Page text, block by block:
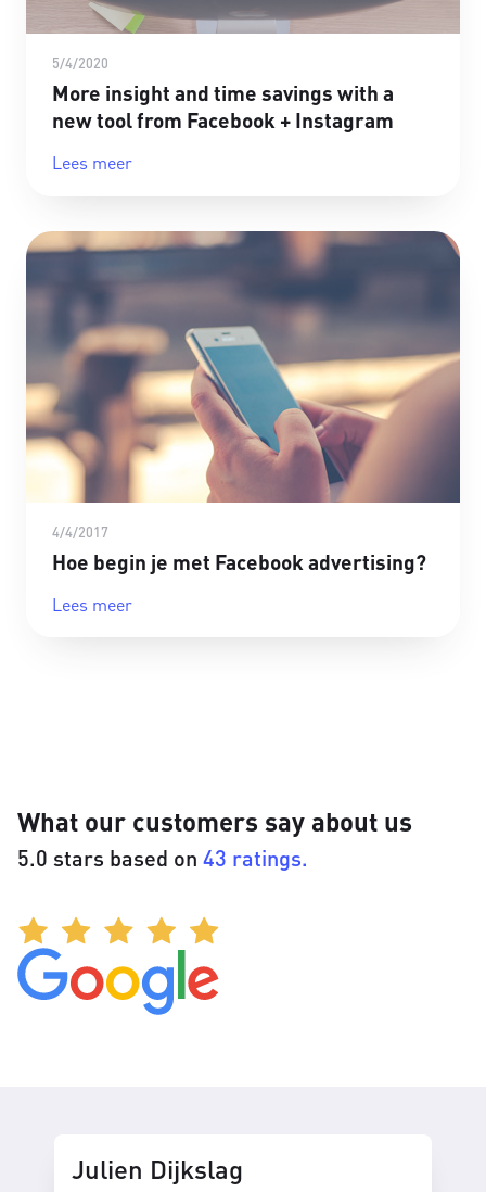
5/4/2020
More insight and time savings with a
new tool from Facebook + Instagram
Lees meer
4/4/2017
Hoe begin je met Facebook advertising?
Lees meer
What our customers say about us
5.0 stars based on 43 ratings.
Julien Dijkslag